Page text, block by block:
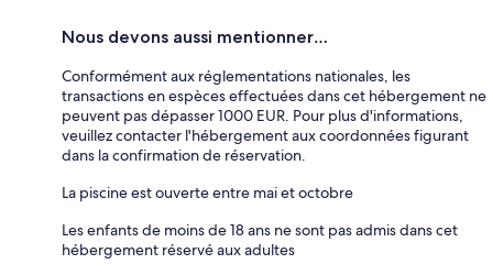
Nous devons aussi mentionner…
Conformément aux réglementations nationales, les
transactions en espèces effectuées dans cet hébergement ne
peuvent pas dépasser 1000 EUR. Pour plus d'informations,
veuillez contacter l'hébergement aux coordonnées figurant
dans la confirmation de réservation.
La piscine est ouverte entre mai et octobre
Les enfants de moins de 18 ans ne sont pas admis dans cet
hébergement réservé aux adultes